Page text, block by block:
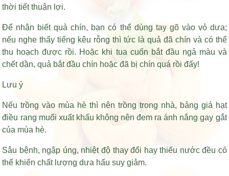
thời tiết thuận lợi.
Để nhận biết quả chín, bạn có thể dùng tay gõ vào vỏ dưa;
nếu nghe thấy tiếng kêu rỗng thì tức là quả đã chín và có thể
thu hoạch được rồi. Hoặc khi tua cuốn bắt đầu ngả màu và
chết dần, quả bắt đầu chín hoặc đã bị chín quá rồi đấy!
Lưu ý
Nếu trồng vào mùa hè thì nên trồng trong nhà, bảng giá hạt
điều rang muối xuất khẩu không nên đem ra ánh nắng gay gắt
của mùa hè.
Sâu bệnh, ngập úng, nhiệt độ thay đổi hay thiếu nước đều có
thể khiến chất lượng dưa hấu suy giảm.